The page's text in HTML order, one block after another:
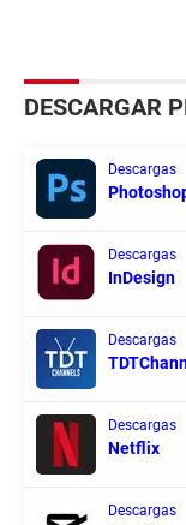
DESCARGAR
Descargas
Descargas
InDesign
Descargas
Descargas
Netflix
Descargas